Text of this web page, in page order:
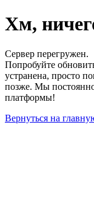
Хм,
Сервер перегружен.
Попробуйте
устранена, просто
позже. Мы
платформы!
Вернуться на